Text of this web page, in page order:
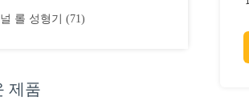
롤 성형기 (71)
제품